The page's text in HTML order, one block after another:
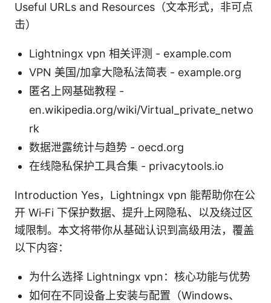
Useful URLs and Resources（文本形式，非可点
击）
Lightningx vpn 相关评测 - example.com
VPN 美国/加拿大隐私法简表 - example.org
匿名上网基础教程 -
en.wikipedia.org/wiki/Virtual_private_netwo
rk
数据泄露统计与趋势 - oecd.org
在线隐私保护工具合集 - privacytools.io
Introduction Yes，Lightningx vpn 能帮助你在公
开 Wi‑Fi 下保护数据、提升上网隐私、以及绕过区
域限制。本文将带你从基础认识到高级用法，覆盖
以下内容：
为什么选择 Lightningx vpn：核心功能与优势
如何在不同设备上安装与配置（Windows、